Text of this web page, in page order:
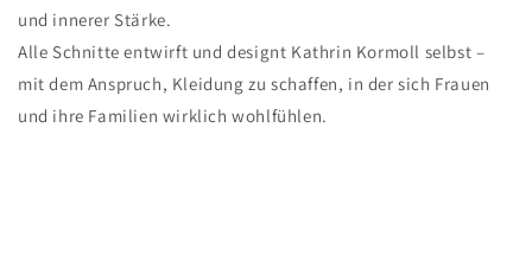
und innerer Stärke.
Alle Schnitte entwirft und designt Kathrin Kormoll selbst –
mit dem Anspruch, Kleidung zu schaffen, in der sich Frauen
und ihre Familien wirklich wohlfühlen.